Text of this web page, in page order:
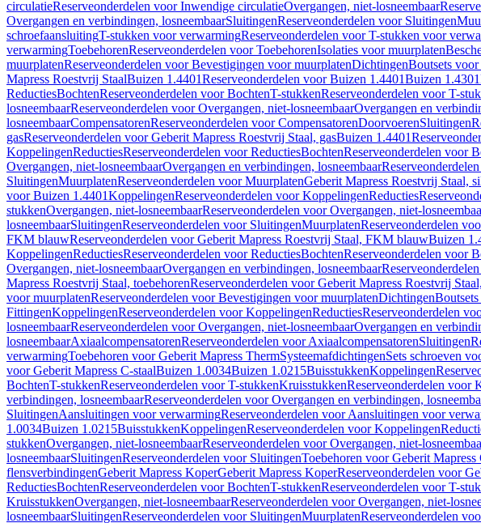
circulatieReserveonderdelen voor Inwendige circulatieOvergangen, niet-losneembaar
Overgangen en verbindingen, losneembaarSluitingenReserveonderdelen voor Sluitingen
schroefaansluitingT-stukken voor verwarmingReserveonderdelen voor T-stukken voor
verwarmingToebehorenReserveonderdelen voor ToebehorenIsolaties voor muurplaten
muurplatenReserveonderdelen voor Bevestigingen voor muurplatenDichtingenBoutsets
Mapress Roestvrij StaalBuizen 1.4401Reserveonderdelen voor Buizen 1.4401Buizen 1.4301
ReductiesBochtenReserveonderdelen voor BochtenT-stukkenReserveonderdelen voor T-
losneembaarReserveonderdelen voor Overgangen, niet-losneembaarOvergangen en
losneembaarCompensatorenReserveonderdelen voor CompensatorenDoorvoerenSluitingen
gasReserveonderdelen voor Geberit Mapress Roestvrij Staal, gasBuizen 1.4401
KoppelingenReductiesReserveonderdelen voor ReductiesBochtenReserveonderdelen voor
Overgangen, niet-losneembaarOvergangen en verbindingen, losneembaar
SluitingenMuurplatenReserveonderdelen voor MuurplatenGeberit Mapress Roestvrij Staal,
voor Buizen 1.4401KoppelingenReserveonderdelen voor KoppelingenReducties
stukkenOvergangen, niet-losneembaarReserveonderdelen voor Overgangen, niet-
losneembaarSluitingenReserveonderdelen voor SluitingenMuurplatenReserveonderdelen
FKM blauwReserveonderdelen voor Geberit Mapress Roestvrij Staal, FKM blauwBuizen
KoppelingenReductiesReserveonderdelen voor ReductiesBochtenReserveonderdelen voor
Overgangen, niet-losneembaarOvergangen en verbindingen, losneembaar
Mapress Roestvrij Staal, toebehorenReserveonderdelen voor Geberit Mapress Roestvrij
voor muurplatenReserveonderdelen voor Bevestigingen voor muurplatenDichtingen
FittingenKoppelingenReserveonderdelen voor KoppelingenReductiesReserveonderdelen
losneembaarReserveonderdelen voor Overgangen, niet-losneembaarOvergangen en
losneembaarAxiaalcompensatorenReserveonderdelen voor AxiaalcompensatorenSluitingen
verwarmingToebehoren voor Geberit Mapress ThermSysteemafdichtingenSets schroeven
voor Geberit Mapress C-staalBuizen 1.0034Buizen 1.0215BuisstukkenKoppelingen
BochtenT-stukkenReserveonderdelen voor T-stukkenKruisstukkenReserveonderdelen voor
verbindingen, losneembaarReserveonderdelen voor Overgangen en verbindingen,
SluitingenAansluitingen voor verwarmingReserveonderdelen voor Aansluitingen voor
1.0034Buizen 1.0215BuisstukkenKoppelingenReserveonderdelen voor Koppelingen
stukkenOvergangen, niet-losneembaarReserveonderdelen voor Overgangen, niet-
losneembaarSluitingenReserveonderdelen voor SluitingenToebehoren voor Geberit Mapress
flensverbindingenGeberit Mapress KoperGeberit Mapress KoperReserveonderdelen voor
ReductiesBochtenReserveonderdelen voor BochtenT-stukkenReserveonderdelen voor T-
KruisstukkenOvergangen, niet-losneembaarReserveonderdelen voor Overgangen, niet-
losneembaarSluitingenReserveonderdelen voor SluitingenMuurplatenReserveonderdelen